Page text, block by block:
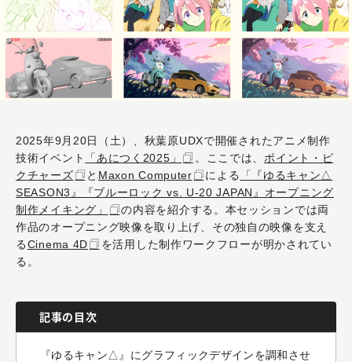
2025年9月20日（土）、秋葉原UDXで開催されたアニメ制作
技術イベント
「あにつく2025」 。ここでは、 ポイント・ピ
クチャーズ
と Maxon Computer による
「『ゆるキャン△
SEASON3』『ブルーロック vs. U-20 JAPAN』オープニング
制作メイキング」
の内容を紹介する。本セッションでは両
作品のオープニング映像を取り上げ、その独自の映像を支え
るCinema 4D
を活用した制作ワークフローが明かされてい
る。
記事の目次
『ゆるキャン△』にグラフィックデザインを調和させ